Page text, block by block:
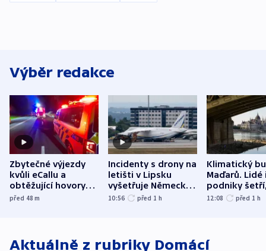
Výběr redakce
Zbytečné výjezdy
kvůli eCallu a
obtěžující hovory
zdržují záchranáře
před 48m
Incidenty s drony na
letišti v Lipsku
vyšetřuje Německo
jako úmyslný pokus
10:56 před 1 h
Klimatický
Maďarů. Lidé
podniky
omezuje se
12:08 před 1 h
Aktuálně z rubriky Domácí